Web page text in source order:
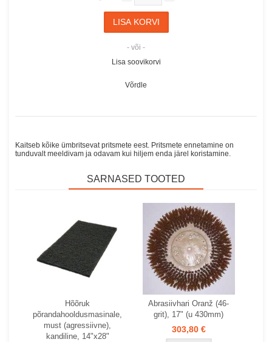
- või -
Lisa soovikorvi
Võrdle
Kaitseb kõike ümbritsevat pritsmete eest. Pritsmete ennetamine on
tunduvalt meeldivam ja odavam kui hiljem enda järel koristamine.
SARNASED TOOTED
Hõõruk
põrandahooldusmasinale,
must (agressiivne),
kandiline, 14"x28"
Abrasiivhari Oranž (46-
grit), 17" (u 430mm)
303,80 €